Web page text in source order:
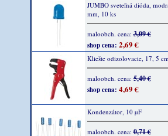
JUMBO sveteľná dióda,
mm, 10 ks
maloobch. cena:3,09 €
shop cena: 2,69 €
Kliešte odizolovacie, 17, 5
maloobch. cena:5,40 €
shop cena: 4,69 €
Kondenzátor, 10 µF
maloobch. cena:0,71 €